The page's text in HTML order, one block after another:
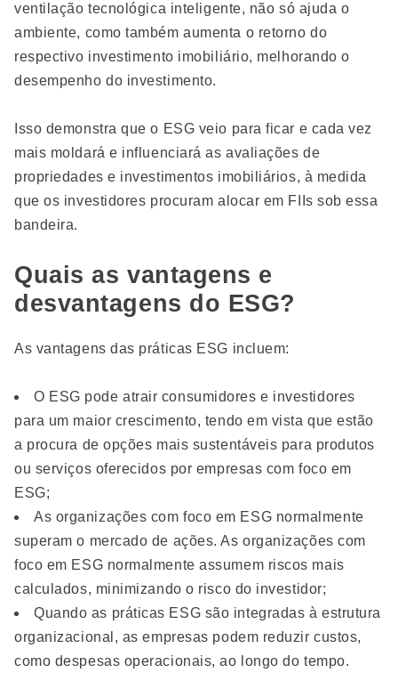
ventilação tecnológica inteligente, não só ajuda o
ambiente, como também aumenta o retorno do
respectivo investimento imobiliário, melhorando o
desempenho do investimento.
Isso demonstra que o ESG veio para ficar e cada vez
mais moldará e influenciará as avaliações de
propriedades e investimentos imobiliários, à medida
que os investidores procuram alocar em FIIs sob essa
bandeira.
Quais as vantagens e
desvantagens do ESG?
As vantagens das práticas ESG incluem:
O ESG pode atrair consumidores e investidores
para um maior crescimento, tendo em vista que estão
a procura de opções mais sustentáveis ​​para produtos
ou serviços oferecidos por empresas com foco em
ESG;
As organizações com foco em ESG normalmente
superam o mercado de ações. As organizações com
foco em ESG normalmente assumem riscos mais
calculados, minimizando o risco do investidor;
Quando as práticas ESG são integradas à estrutura
organizacional, as empresas podem reduzir custos,
como despesas operacionais, ao longo do tempo.